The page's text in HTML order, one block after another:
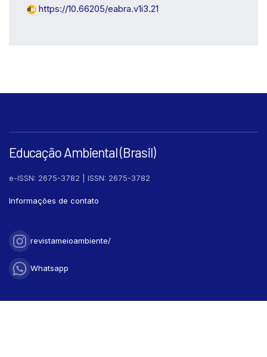
Methods
0
Scite shows how a scientific paper
has been cited by providing the
context of the citation, a
classification describing whether it
the cited claim, and a label
https://10.66205/eabra.v1i3.21
Educação Ambiental (Brasil)
e-ISSN: 2675-3782 | ISSN: 2675-3782
Informações de contato
revistameioambiente/
Whatsapp